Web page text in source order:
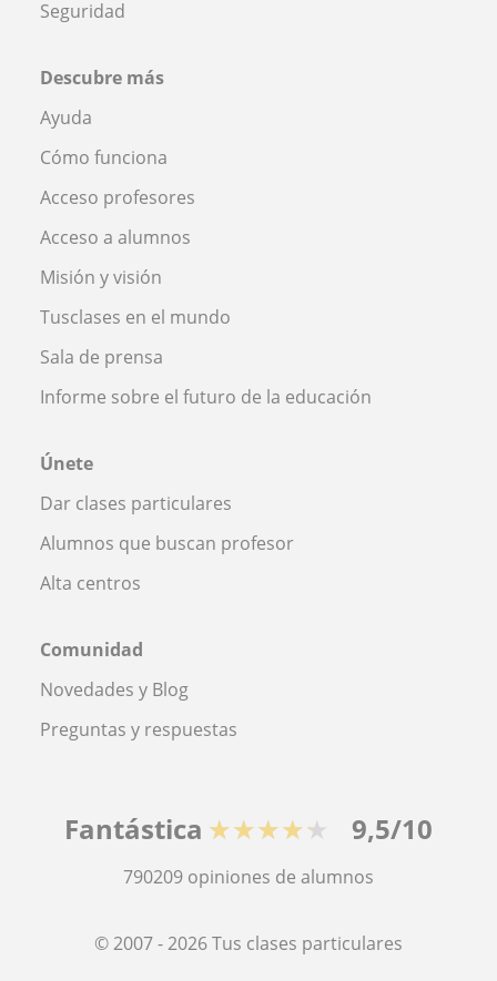
Seguridad
Descubre más
Ayuda
Cómo funciona
Acceso profesores
Acceso a alumnos
Misión y visión
Tusclases en el mundo
Sala de prensa
Informe sobre el futuro de la educación
Únete
Dar clases particulares
Alumnos que buscan profesor
Alta centros
Comunidad
Novedades y Blog
Preguntas y respuestas
Fantástica ★★★★★ 9,5/10
790209 opiniones de alumnos
© 2007 - 2026 Tus clases particulares